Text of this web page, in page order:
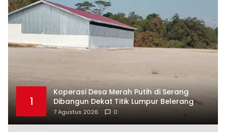
1
Koperasi Desa Merah Putih di Serang
Dibangun Dekat Titik Lumpur Belerang
7 Agustus 2026 0